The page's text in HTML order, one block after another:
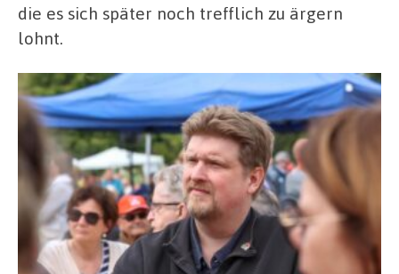
die es sich später noch trefflich zu ärgern
lohnt.